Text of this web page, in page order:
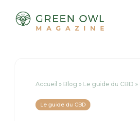
Accueil » Blog » Le guide du CBD »
Le guide du CBD